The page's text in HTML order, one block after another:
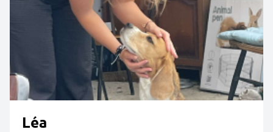
Léa